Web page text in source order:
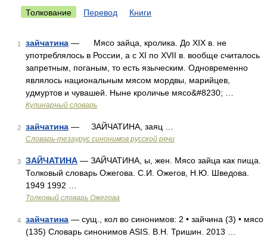
Толкование Перевод Книги
1 зайчатина — Мясо зайца, кролика. До XIX в. не
употреблялось в России, а с XI по XVII в. вообще считалось
запретным, поганым, то есть языческим. Одновременно
являлось национальным мясом мордвы, марийцев,
удмуртов и чувашей. Ныне кроличье мясо&#8230; …
Кулинарный словарь
2 зайчатина — ЗАЙЧАТИНА, заяц …
Словарь-тезаурус синонимов русской речи
3 ЗАЙЧАТИНА — ЗАЙЧАТИНА, ы, жен. Мясо зайца как пища.
Толковый словарь Ожегова. С.И. Ожегов, Н.Ю. Шведова.
1949 1992 …
Толковый словарь Ожегова
4 зайчатина — сущ., кол во синонимов: 2 • зайчина (3) • мясо
(135) Словарь синонимов ASIS. В.Н. Тришин. 2013 …